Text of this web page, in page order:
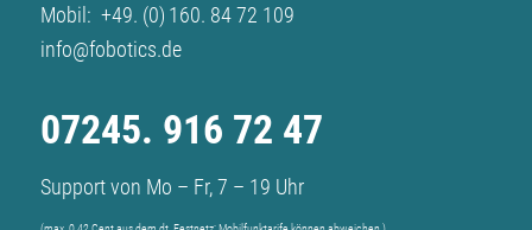
Mobil: +49. (0) 160. 84 72 109
info@fobotics.de
07245. 916 72 47
Support von Mo – Fr, 7 – 19 Uhr